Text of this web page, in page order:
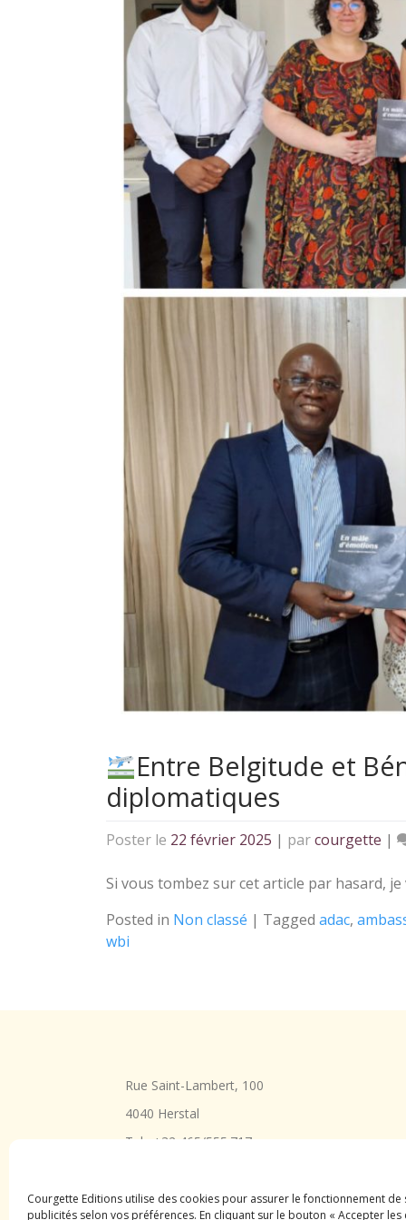
Courgette Editions utilise des cookies pour assurer le fonctionnement
publicités selon vos préférences. En cliquant sur le bouton « Accepter
Entre Belgitude et
diplomatiques
Poster le 22 février 2025 | parcourgette |
Si vous tombez sur cet article par hasard,
Posted in Non classé | Tagged adac,
wbi
Rue Saint-Lambert, 100
4040 Herstal
Tel : +32 465/555.717